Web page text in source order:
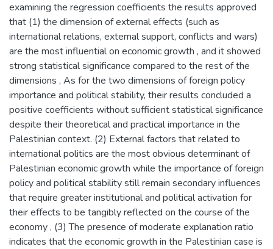
examining the regression coefficients the results approved
that (1) the dimension of external effects (such as
international relations, external support, conflicts and wars)
are the most influential on economic growth , and it showed
strong statistical significance compared to the rest of the
dimensions , As for the two dimensions of foreign policy
importance and political stability, their results concluded a
positive coefficients without sufficient statistical significance
despite their theoretical and practical importance in the
Palestinian context. (2) External factors that related to
international politics are the most obvious determinant of
Palestinian economic growth while the importance of foreign
policy and political stability still remain secondary influences
that require greater institutional and political activation for
their effects to be tangibly reflected on the course of the
economy , (3) The presence of moderate explanation ratio
indicates that the economic growth in the Palestinian case is